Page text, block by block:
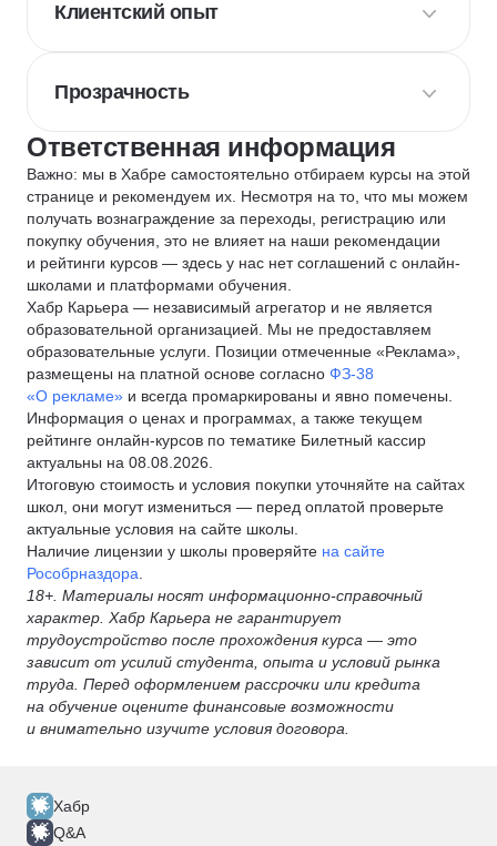
Клиентский опыт
Прозрачность
Ответственная информация
Важно: мы в Хабре самостоятельно отбираем курсы на этой
странице и рекомендуем их. Несмотря на то, что мы можем
получать вознаграждение за переходы, регистрацию или
покупку обучения, это не влияет на наши рекомендации
и рейтинги курсов — здесь у нас нет соглашений с онлайн-
школами и платформами обучения.
Хабр Карьера — независимый агрегатор и не является
образовательной организацией. Мы не предоставляем
образовательные услуги. Позиции отмеченные «Реклама»,
размещены на платной основе согласно ФЗ-38
«О рекламе» и всегда промаркированы и явно помечены.
Информация о ценах и программах, а также текущем
рейтинге онлайн-курсов по тематике Билетный кассир
актуальны на 08.08.2026.
Итоговую стоимость и условия покупки уточняйте на сайтах
школ, они могут измениться — перед оплатой проверьте
актуальные условия на сайте школы.
Наличие лицензии у школы проверяйте на сайте
Рособрназдора
18+. Материалы носят информационно-справочный
характер. Хабр Карьера не гарантирует
трудоустройство после прохождения курса — это
зависит от усилий студента, опыта и условий рынка
труда. Перед оформлением рассрочки или кредита
на обучение оцените финансовые возможности
и внимательно изучите условия договора.
Хабр
Q&A